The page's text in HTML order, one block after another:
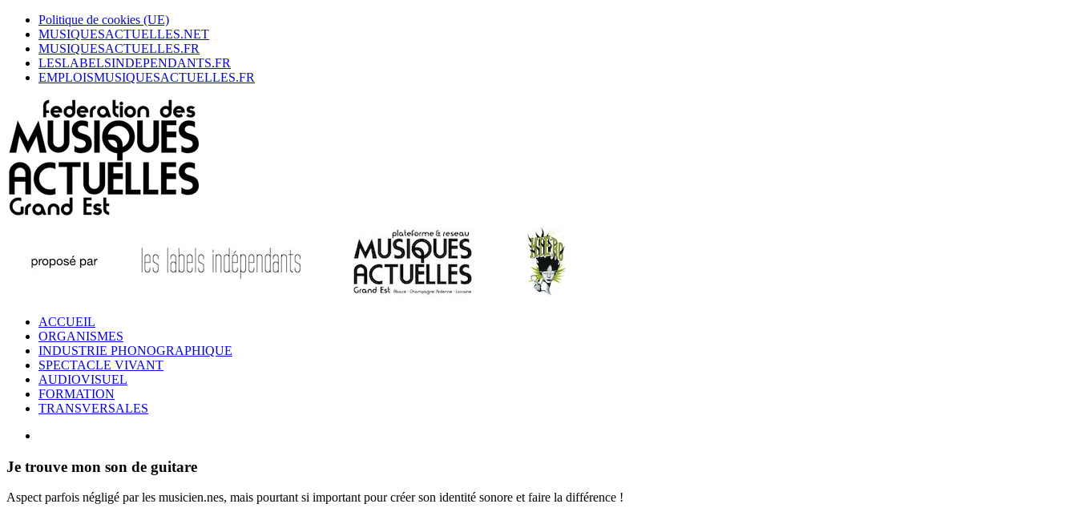
Politique de cookies (UE)
MUSIQUESACTUELLES.NET
MUSIQUESACTUELLES.FR
LESLABELSINDEPENDANTS.FR
EMPLOISMUSIQUESACTUELLES.FR
ACCUEIL
ORGANISMES
INDUSTRIE PHONOGRAPHIQUE
SPECTACLE VIVANT
AUDIOVISUEL
FORMATION
TRANSVERSALES
Je trouve mon son de guitare
Aspect parfois négligé par les musicien.nes, mais pourtant si important pour créer son identité sonore et faire la différence !